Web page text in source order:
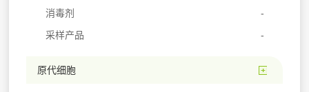
消毒剂
采样产品
原代细胞